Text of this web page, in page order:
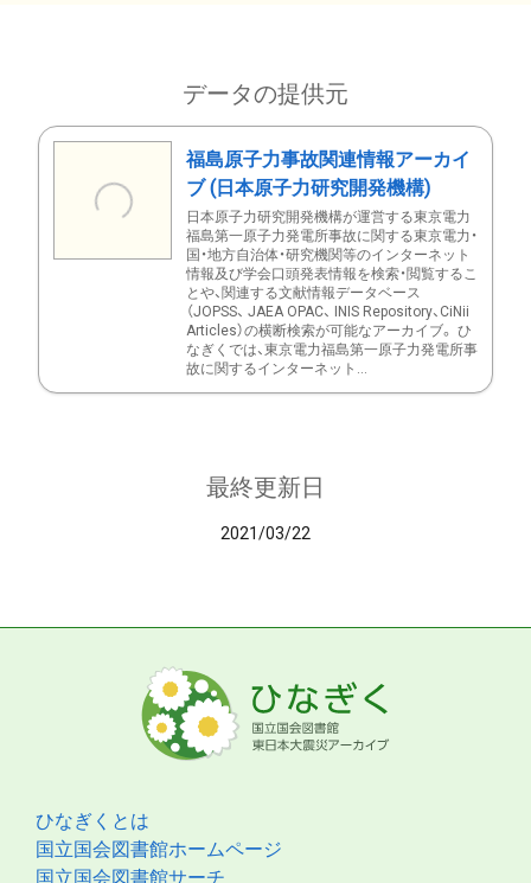
データの提供元
福島原子力事故関連情報アーカイ
ブ (日本原子力研究開発機構)
日本原子力研究開発機構が運営する東京電力
福島第一原子力発電所事故に関する東京電力・
国・地方自治体・研究機関等のインターネット
情報及び学会口頭発表情報を検索・閲覧するこ
とや、関連する文献情報データベース
（JOPSS、 JAEA OPAC、 INIS Repository、CiNii
Articles）の横断検索が可能なアーカイブ。 ひ
なぎくでは、東京電力福島第一原子力発電所事
故に関するインターネット...
最終更新日
2021/03/22
ひなぎくとは
国立国会図書館ホームページ
国立国会図書館サーチ